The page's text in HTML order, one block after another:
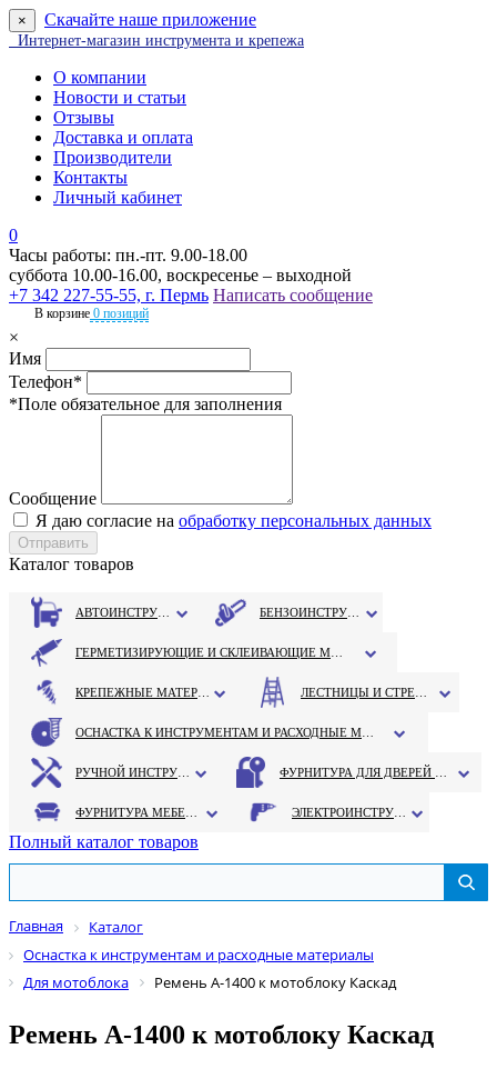
× Скачайте наше приложение
Интернет-магазин инструмента и крепежа
О компании
Новости и статьи
Отзывы
Доставка и оплата
Производители
Контакты
Личный кабинет
0
Часы работы: пн.-пт. 9.00-18.00
суббота 10.00-16.00, воскресенье – выходной
+7 342 227-55-55, г. Пермь Написать сообщение
В корзине 0 позиций
×
Имя
Телефон*
*Поле обязательное для заполнения
Сообщение
Я даю согласие на обработку персональных данных
Каталог товаров
Полный каталог товаров
Главная
Каталог
Оснастка к инструментам и расходные материалы
Для мотоблока
Ремень А-1400 к мотоблоку Каскад
Ремень А-1400 к мотоблоку Каскад